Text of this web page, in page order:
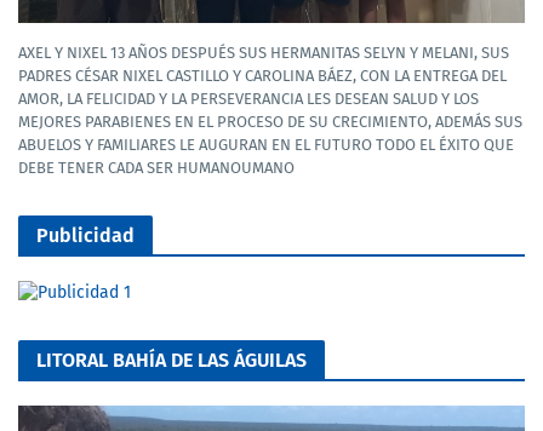
AXEL Y NIXEL 13 AÑOS DESPUÉS SUS HERMANITAS SELYN Y MELANI, SUS
PADRES CÉSAR NIXEL CASTILLO Y CAROLINA BÁEZ, CON LA ENTREGA DEL
AMOR, LA FELICIDAD Y LA PERSEVERANCIA LES DESEAN SALUD Y LOS
MEJORES PARABIENES EN EL PROCESO DE SU CRECIMIENTO, ADEMÁS SUS
ABUELOS Y FAMILIARES LE AUGURAN EN EL FUTURO TODO EL ÉXITO QUE
DEBE TENER CADA SER HUMANOUMANO
Publicidad
LITORAL BAHÍA DE LAS ÁGUILAS